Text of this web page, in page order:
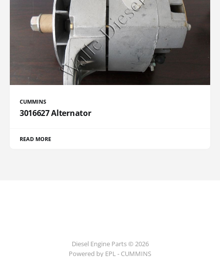
CUMMINS
3016627 Alternator
READ MORE
Diesel Engine Parts © 2026
Powered by EPL - CUMMINS